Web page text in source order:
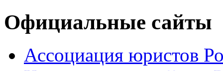
Официальные сайты
Ассоциация юристов